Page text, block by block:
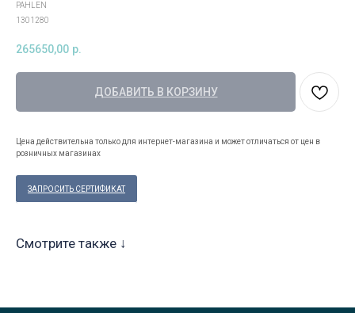
PAHLEN
1301280
265650,00 р.
ДОБАВИТЬ В КОРЗИНУ
Цена действительна только для интернет-магазина и может отличаться от цен в
розничных магазинах
ЗАПРОСИТЬ СЕРТИФИКАТ
Смотрите также ↓